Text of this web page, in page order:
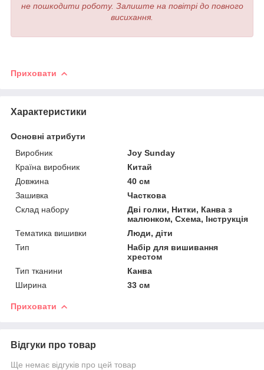
не пошкодити роботу. Залиште на повітрі до повного
висихання.
Приховати
Характеристики
Основні атрибути
Виробник
Joy Sunday
Країна виробник
Китай
Довжина
40 см
Зашивка
Часткова
Склад набору
Дві голки, Нитки, Канва з
малюнком, Схема, Інструкція
Тематика вишивки
Люди, діти
Тип
Набір для вишивання
хрестом
Тип тканини
Канва
Ширина
33 см
Приховати
Відгуки про товар
Ще немає відгуків про цей товар